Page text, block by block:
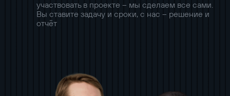
участвовать в проекте – мы сделаем все сами.
Вы ставите задачу и сроки, с нас – решение и
отчёт